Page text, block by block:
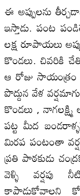
ఈ అప్పులను
ఇస్తాడు. పంట
లక్ష రూపాయలు
కొండలు. చివరికి
ఆ రోజు సాయంత్రం
పొద్దున వేళ
కొండలు , నాగలక్ష్మి
పట్ట మీద
మిరప పంటంతా
ప్రతి పాఠకుడు
వెళ్ళి వర్షపు
కాపాడుకోవాలని